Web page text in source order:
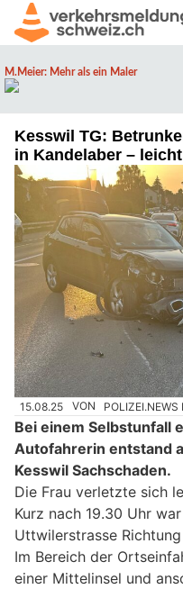
Kesswil TG:
in Kandelaber –
15.08.25 VON POLIZEI.NEWS
Bei einem Selbstunfall
Autofahrerin entstand
Kesswil Sachschaden.
Die Frau verletzte sich
Kurz nach 19.30 Uhr
Uttwilerstrasse
Im Bereich der
einer Mittelinsel und